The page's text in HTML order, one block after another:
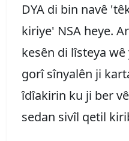
DYA di bin navê
kiriye' NSA heye.
kesên di lîsteya
gorî sînyalên ji
îdîakirin ku ji ber
sedan sivîl qetil